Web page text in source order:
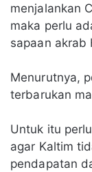
menjalankan
maka perlu
sapaan akrab
Menurutnya,
terbarukan
Untuk itu
agar Kaltim
pendapatan